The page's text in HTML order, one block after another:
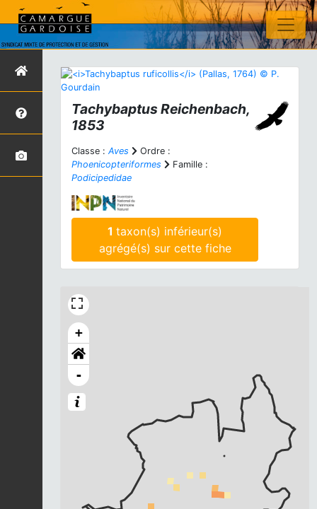
Tachybaptus Reichenbach,
1853
Classe : Aves
Ordre :
Phoenicopteriformes
Famille :
Podicipedidae
1taxon(s) inférieur(s)
agrégé(s) sur cette fiche
+
-